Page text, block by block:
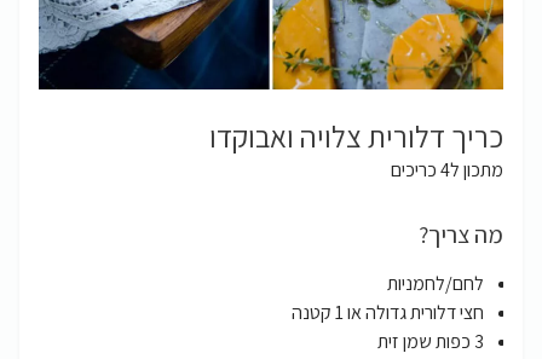
כריך דלורית צלויה ואבוקדו
מתכון ל4 כריכים
מה צריך?
לחם/לחמניות
חצי דלורית גדולה או 1 קטנה
3 כפות שמן זית